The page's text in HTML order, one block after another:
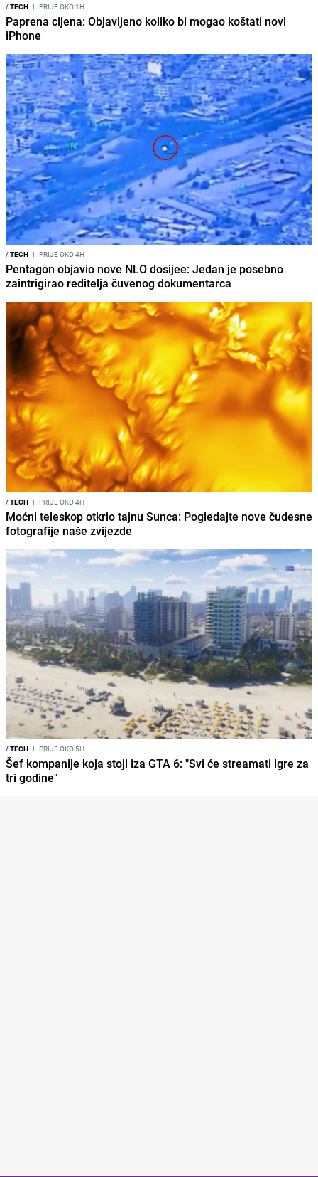
/TECH I PRIJE OKO 1H
Paprena cijena: Objavljeno koliko bi mogao koštati novi
iPhone
/TECH I PRIJE OKO 4H
Pentagon objavio nove NLO dosijee: Jedan je posebno
zaintrigirao reditelja čuvenog dokumentarca
/TECH I PRIJE OKO 4H
Moćni teleskop otkrio tajnu Sunca: Pogledajte nove čudesne
fotografije naše zvijezde
/TECH I PRIJE OKO 5H
Šef kompanije koja stoji iza GTA 6: "Svi će streamati igre za
tri godine"